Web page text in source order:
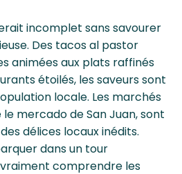
incomplet sans savourer
Des tacos al pastor
animées aux plats raffinés
étoilés, les saveurs sont
locale. Les marchés
mercado de San Juan, sont
délices locaux inédits.
dans un tour
comprendre les